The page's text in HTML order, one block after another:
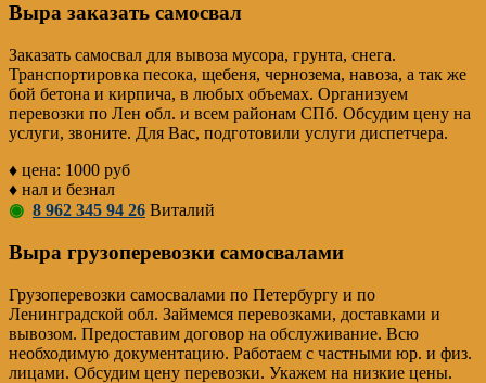
Выра заказать самосвал
Заказать самосвал для вывоза мусора, грунта, снега.
Транспортировка песока, щебеня, чернозема, навоза, а так же
бой бетона и кирпича, в любых объемах. Организуем
перевозки по Лен обл. и всем районам СПб. Обсудим цену на
услуги, звоните. Для Вас, подготовили услуги диспетчера.
♦ цена: 1000 руб
♦ нал и безнал
◉ 8 962 345 94 26 Виталий
Выра грузоперевозки самосвалами
Грузоперевозки самосвалами по Петербургу и по
Ленинградской обл. Займемся перевозками, доставками и
вывозом. Предоставим договор на обслуживание. Всю
необходимую документацию. Работаем с частными юр. и физ.
лицами. Обсудим цену перевозки. Укажем на низкие цены.